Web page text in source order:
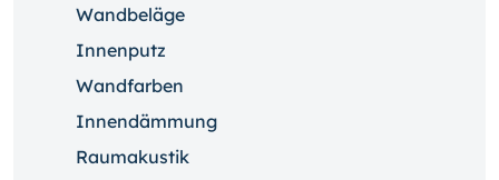
Wandbeläge
Innenputz
Wandfarben
Innendämmung
Raumakustik